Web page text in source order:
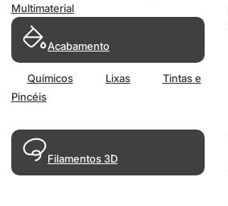
Multimaterial
Acabamento
Químicos Lixas
Tintas e
Pincéis
Filamentos 3D